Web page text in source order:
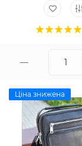
Ціна знижена